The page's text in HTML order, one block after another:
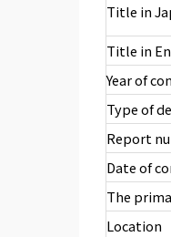
Title in
Title in
Year of
Type of
Report
Date of
The
Location